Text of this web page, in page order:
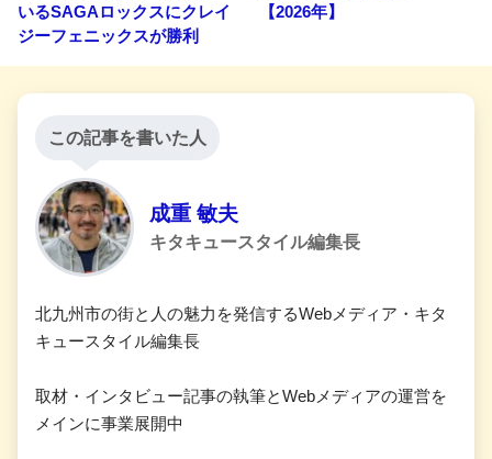
いるSAGAロックスにクレイ
ジーフェニックスが勝利
【2026年】
この記事を書いた人
成重 敏夫
キタキュースタイル編集長
北九州市の街と人の魅力を発信するWebメディア・キタ
キュースタイル編集長
取材・インタビュー記事の執筆とWebメディアの運営を
メインに事業展開中